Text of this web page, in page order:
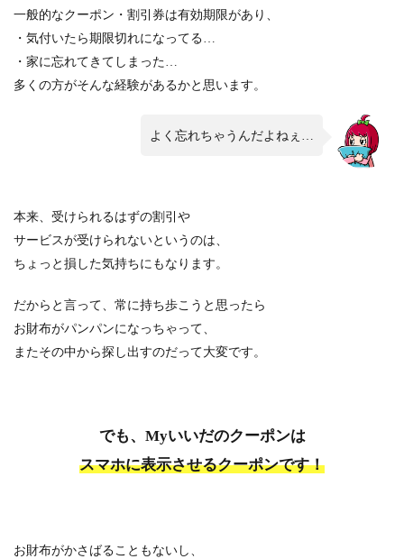
一般的なクーポン・割引券は有効期限があり、
・気付いたら期限切れになってる…
・家に忘れてきてしまった…
多くの方がそんな経験があるかと思います。
よく忘れちゃうんだよねぇ…
本来、受けられるはずの割引や
サービスが受けられないというのは、
ちょっと損した気持ちにもなります。
だからと言って、常に持ち歩こうと思ったら
お財布がパンパンになっちゃって、
またその中から探し出すのだって大変です。
でも、Myいいだのクーポンは
スマホに表示させるクーポンです！
お財布がかさばることもないし、